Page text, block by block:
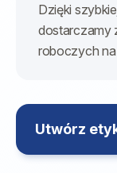
Dzięki
dostarczamy
roboczych na
Utwórz